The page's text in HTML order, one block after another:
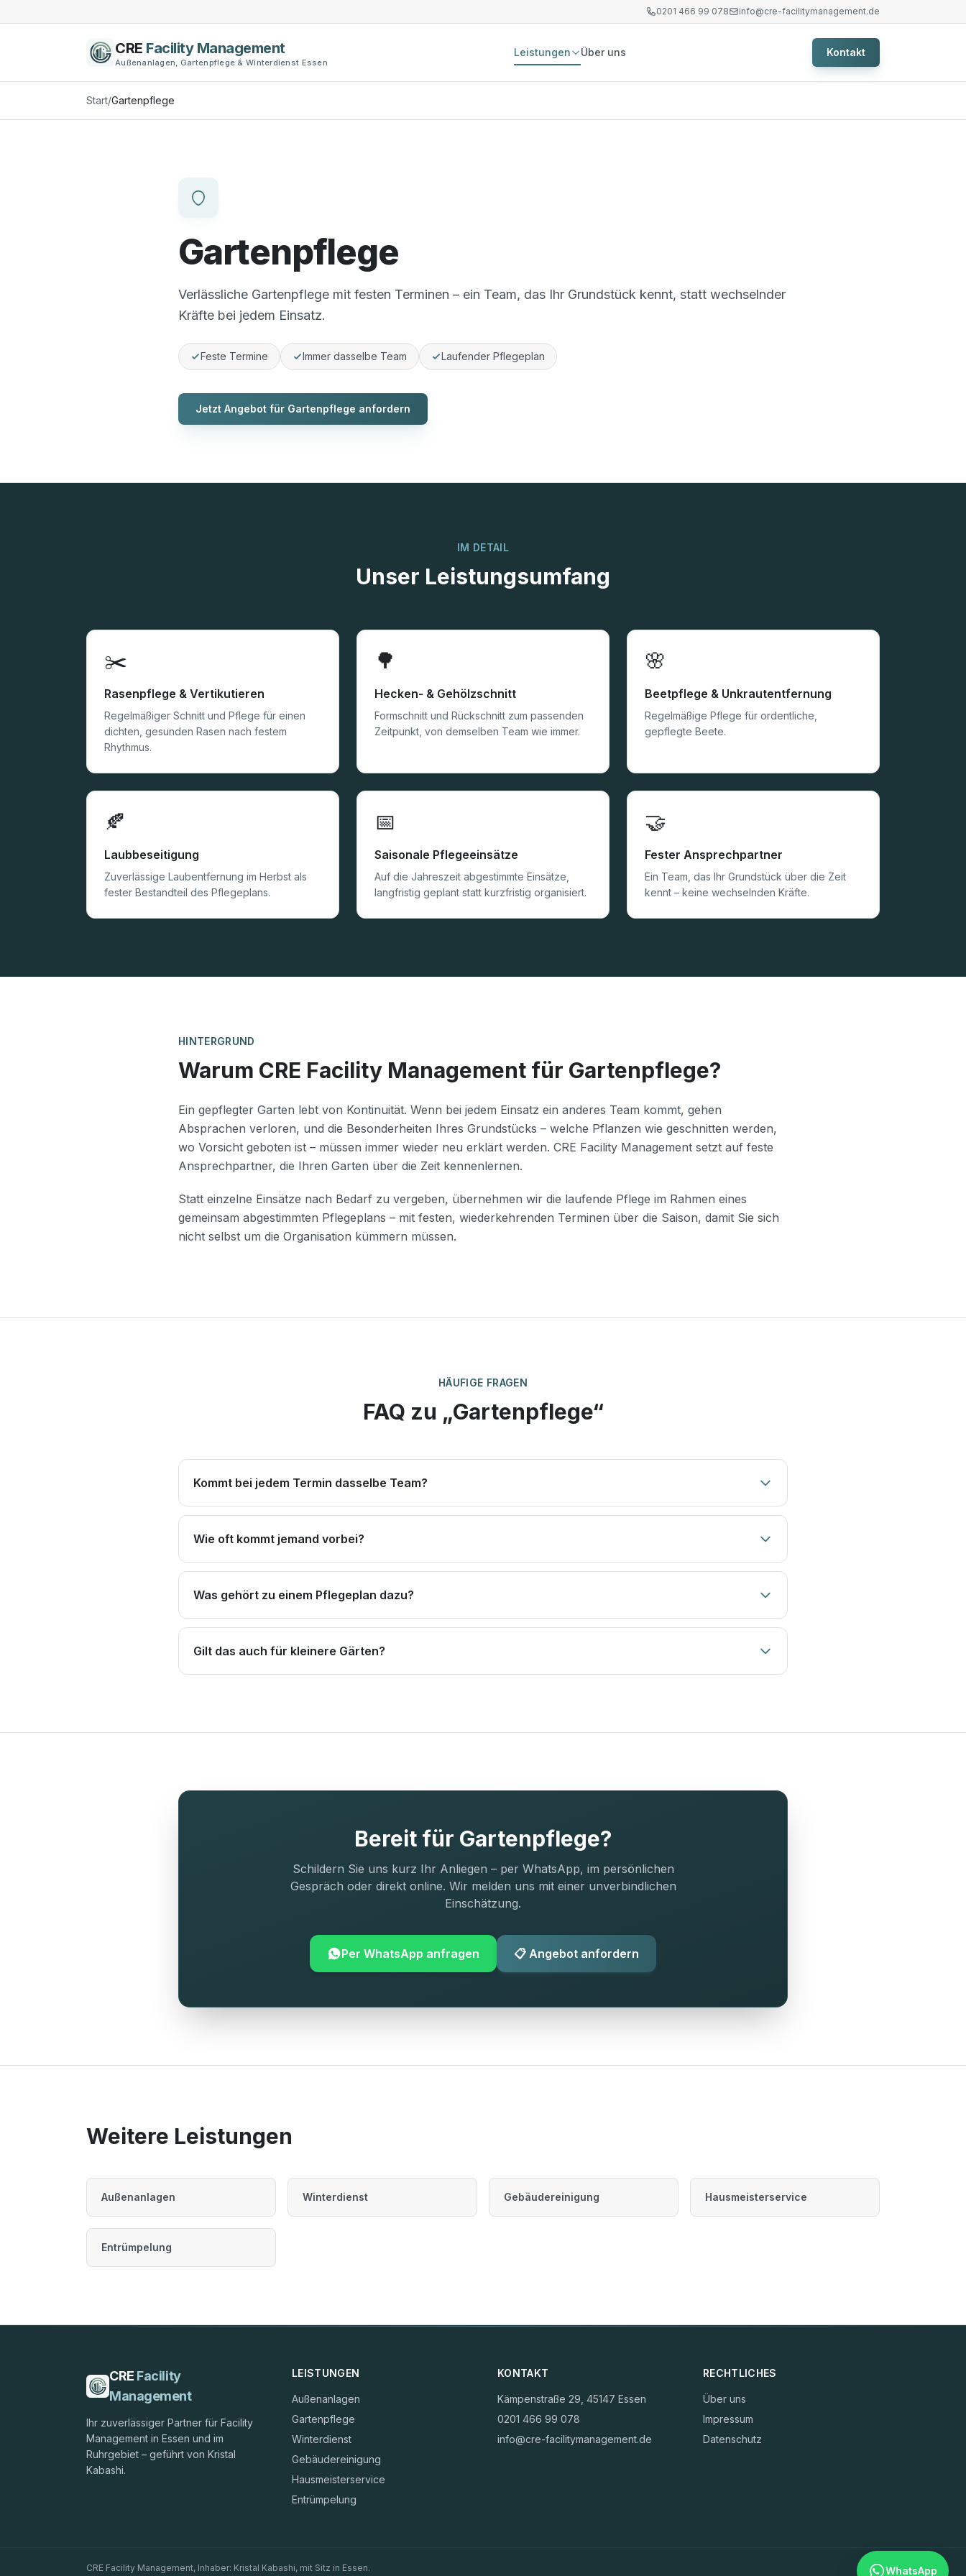
0201 466 99 078 info@cre-facilitymanagement.de
CRE Facility Management
Außenanlagen, Gartenpflege & Winterdienst Essen
Leistungen Über uns Kontakt
Start/Gartenpflege
Gartenpflege
Verlässliche Gartenpflege mit festen Terminen – ein Team, das Ihr Grundstück kennt, statt wechselnder
Kräfte bei jedem Einsatz.
Feste Termine Immer dasselbe Team Laufender Pflegeplan
Jetzt Angebot für Gartenpflege anfordern
IM DETAIL
Unser Leistungsumfang
✂️
Rasenpflege & Vertikutieren
Regelmäßiger Schnitt und Pflege für einen
dichten, gesunden Rasen nach festem
Rhythmus.
🌳
Hecken- & Gehölzschnitt
Formschnitt und Rückschnitt zum passenden
Zeitpunkt, von demselben Team wie immer.
🌸
Beetpflege & Unkrautentfernung
Regelmäßige Pflege für ordentliche,
gepflegte Beete.
🍂
Laubbeseitigung
Zuverlässige Laubentfernung im Herbst als
fester Bestandteil des Pflegeplans.
📅
Saisonale Pflegeeinsätze
Auf die Jahreszeit abgestimmte Einsätze,
langfristig geplant statt kurzfristig organisiert.
🤝
Fester Ansprechpartner
Ein Team, das Ihr Grundstück über die Zeit
kennt – keine wechselnden Kräfte.
HINTERGRUND
Warum CRE Facility Management für Gartenpflege?
Ein gepflegter Garten lebt von Kontinuität. Wenn bei jedem Einsatz ein anderes Team kommt, gehen
Absprachen verloren, und die Besonderheiten Ihres Grundstücks – welche Pflanzen wie geschnitten werden,
wo Vorsicht geboten ist – müssen immer wieder neu erklärt werden. CRE Facility Management setzt auf feste
Ansprechpartner, die Ihren Garten über die Zeit kennenlernen.
Statt einzelne Einsätze nach Bedarf zu vergeben, übernehmen wir die laufende Pflege im Rahmen eines
gemeinsam abgestimmten Pflegeplans – mit festen, wiederkehrenden Terminen über die Saison, damit Sie sich
nicht selbst um die Organisation kümmern müssen.
HÄUFIGE FRAGEN
FAQ zu „Gartenpflege“
Kommt bei jedem Termin dasselbe Team?
Wie oft kommt jemand vorbei?
Was gehört zu einem Pflegeplan dazu?
Gilt das auch für kleinere Gärten?
Bereit für Gartenpflege?
Schildern Sie uns kurz Ihr Anliegen – per WhatsApp, im persönlichen
Gespräch oder direkt online. Wir melden uns mit einer unverbindlichen
Einschätzung.
Per WhatsApp anfragen 📋 Angebot anfordern
Weitere Leistungen
Außenanlagen Winterdienst Gebäudereinigung Hausmeisterservice
Entrümpelung
CRE Facility
Management
Ihr zuverlässiger Partner für Facility
Management in Essen und im
Ruhrgebiet – geführt von Kristal
Kabashi.
LEISTUNGEN
Außenanlagen
Gartenpflege
Winterdienst
Gebäudereinigung
Hausmeisterservice
Entrümpelung
KONTAKT
Kämpenstraße 29, 45147 Essen
0201 466 99 078
info@cre-facilitymanagement.de
RECHTLICHES
Über uns
Impressum
Datenschutz
CRE Facility Management, Inhaber: Kristal Kabashi, mit Sitz in Essen. WhatsApp